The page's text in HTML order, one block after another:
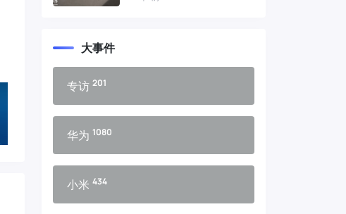
大事件
专访 201
华为 1080
小米 434